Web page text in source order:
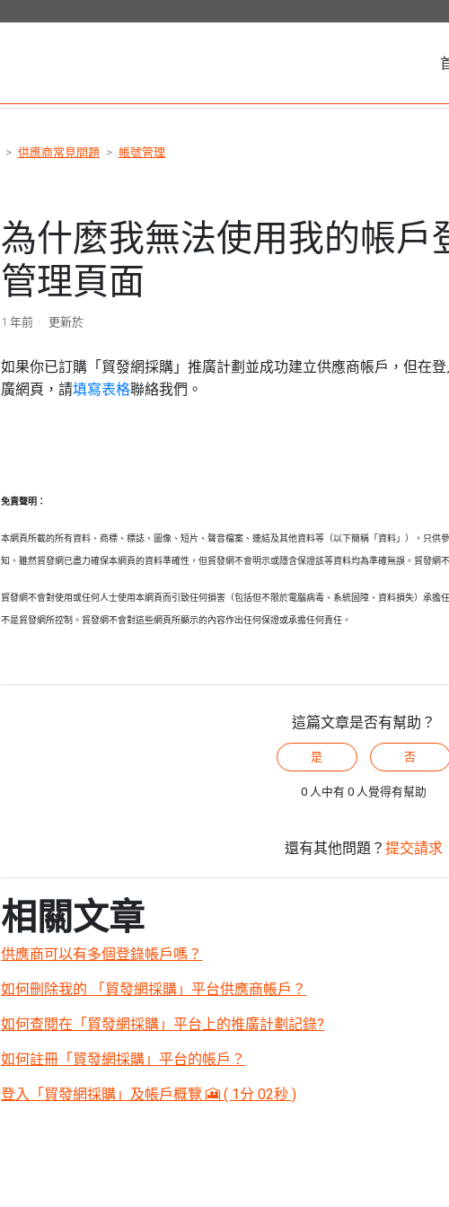
供應商常見問題 帳號管理
為什麼我無法使用我的帳戶
管理頁面
1 年前 更新於
如果你已訂購「貿發網採購」推廣計劃並成功建立供應商帳戶，但在
廣網頁，請填寫表格聯絡我們。
免責聲明：
本網頁所載的所有資料、商標、標誌、圖像、短片、聲音檔案、連結及其他資料等（以下簡稱「資料」），只供
知。雖然貿發網已盡力確保本網頁的資料準確性，但貿發網不會明示或隱含保證該等資料均為準確無誤。貿發網
貿發網不會對使用或任何人士使用本網頁而引致任何損害（包括但不限於電腦病毒、系統固障、資料損失）承
不是貿發網所控制。貿發網不會對這些網頁所顯示的內容作出任何保證或承擔任何責任。
這篇文章是否有幫助？
是 否
0 人中有 0 人覺得有幫助
還有其他問題？ 提交請求
相關文章
供應商可以有多個登錄帳戶嗎？
如何刪除我的 「貿發網採購」平台供應商帳戶？
如何查閱在「貿發網採購」平台上的推廣計劃記錄?
如何註冊「貿發網採購」平台的帳戶？
登入「貿發網採購」及帳戶概覽 🎦 ( 1分 02秒 )